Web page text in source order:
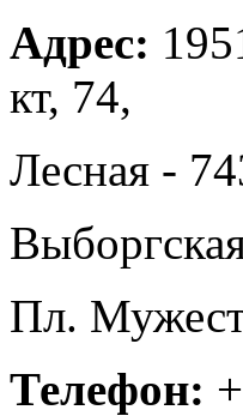
Адрес:
кт, 74,
Лесная -
Пл.
Телефон: